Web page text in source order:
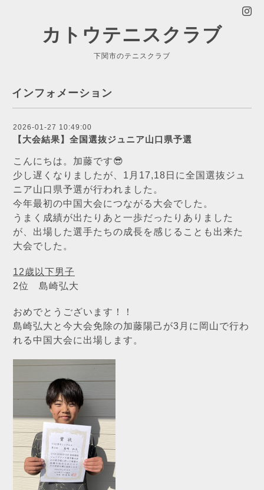
カトウテニスクラブ
下関市のテニスクラブ
インフォメーション
2026-01-27 10:49:00
【大会結果】全国選抜ジュニア山口県予選
こんにちは。加藤です😎
少し遅くなりましたが、1月17,18日に全国選抜ジュ
ニア山口県予選が行われました。
今年最初の中国大会につながる大会でした。
うまく成績が出たりあと一歩だったりありました
が、出場した選手たちの成長を感じることも出来た
大会でした。
12歳以下男子
2位 島崎弘大
おめでとうございます！！
島崎弘大と今大会免除の加藤陽己が3月に岡山で行わ
れる中国大会に出場します。